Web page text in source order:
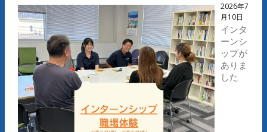
2026年7
月10日
インタ
ーンシ
ップが
ありま
した